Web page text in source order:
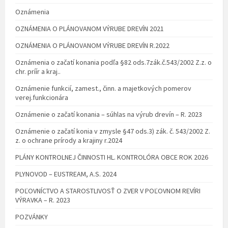
Oznámenia
OZNÁMENIA O PLÁNOVANOM VÝRUBE DREVÍN 2021
OZNÁMENIA O PLÁNOVANOM VÝRUBE DREVÍN R.2022
Oznámenia o začatí konania podľa §82 ods.7zák.č.543/2002 Z.z. o
chr. príír a kraj..
Oznámenie funkcií, zamest., činn. a majetkových pomerov
verej.funkcionára
Oznámenie o začatí konania – súhlas na výrub drevín – R. 2023
Oznámenie o začatí konia v zmysle §47 ods.3) zák. č. 543/2002 Z.
z. o ochrane prírody a krajiny r.2024
PLÁNY KONTROLNEJ ČINNOSTI HL. KONTROLÓRA OBCE ROK 2026
PLYNOVOD – EUSTREAM, A.S. 2024
POĽOVNÍCTVO A STAROSTLIVOSŤ O ZVER V POĽOVNOM REVÍRI
VÝRAVKA – R. 2023
POZVÁNKY